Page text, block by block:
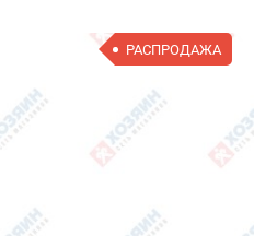
РАСПРОДАЖА